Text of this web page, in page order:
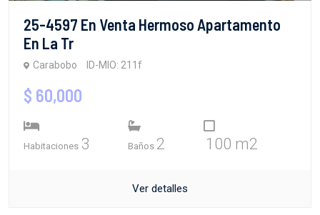
25-4597 En Venta Hermoso Apartamento
En La Tr
Carabobo ID-MIO: 211f
$ 60,000
Habitaciones 3 Baños 2 100 m2
Ver detalles